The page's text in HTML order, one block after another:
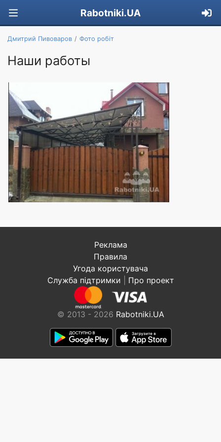
Rabotniki.UA
Дмитрий Пивоваров Фото робіт
Наши работы
Реклама
Правила
Угода користувача
Служба підтримки
Про проект
© 2013 - 2026 Rabotniki.UA